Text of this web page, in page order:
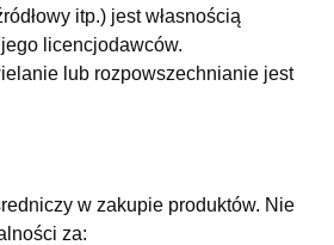
itp.) jest własnością
licencjodawców.
lub rozpowszechnianie jest
w zakupie produktów. Nie
za: